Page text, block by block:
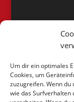
Um dir ein optimales
Cookies, um
zuzugreifen. Wenn du
wie das Surfverhalten